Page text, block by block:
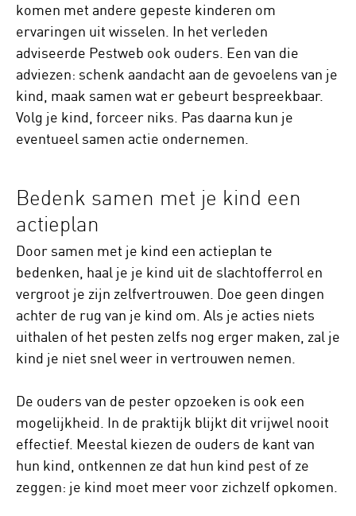
komen met andere gepeste kinderen om
ervaringen uit wisselen. In het verleden
adviseerde Pestweb ook ouders. Een van die
adviezen: schenk aandacht aan de gevoelens van je
kind, maak samen wat er gebeurt bespreekbaar.
Volg je kind, forceer niks. Pas daarna kun je
eventueel samen actie ondernemen.
Bedenk samen met je kind een
actieplan
Door samen met je kind een actieplan te
bedenken, haal je je kind uit de slachtofferrol en
vergroot je zijn zelfvertrouwen. Doe geen dingen
achter de rug van je kind om. Als je acties niets
uithalen of het pesten zelfs nog erger maken, zal je
kind je niet snel weer in vertrouwen nemen.
De ouders van de pester opzoeken is ook een
mogelijkheid. In de praktijk blijkt dit vrijwel nooit
effectief. Meestal kiezen de ouders de kant van
hun kind, ontkennen ze dat hun kind pest of ze
zeggen: je kind moet meer voor zichzelf opkomen.